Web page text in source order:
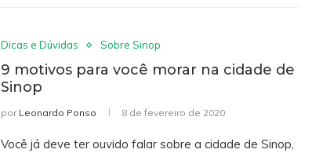
Dicas e Dúvidas Sobre Sinop
9 motivos para você morar na cidade de
Sinop
por Leonardo Ponso 8 de fevereiro de 2020
Você já deve ter ouvido falar sobre a cidade de Sinop,